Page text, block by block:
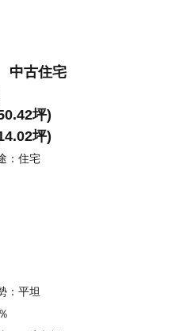
中古住宅
坪)
坪)
：住宅
：平坦